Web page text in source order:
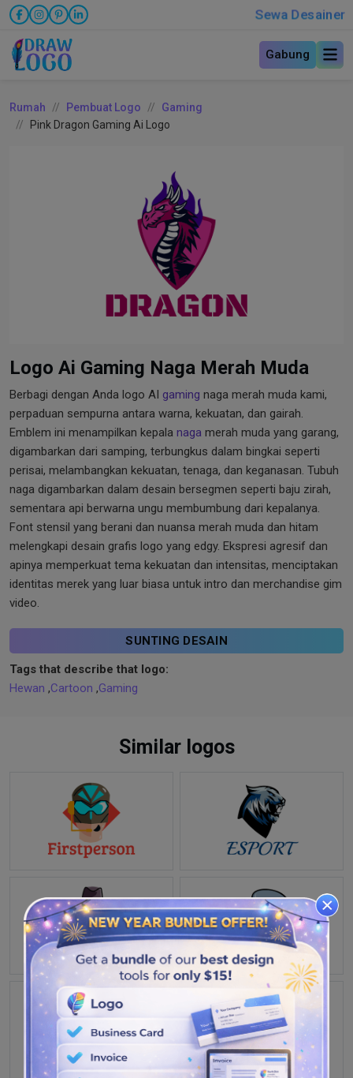
Sewa Desainer
Gabung
Rumah Pembuat Logo
Gaming
Pink Dragon Gaming Ai Logo
Logo Ai Gaming Naga Merah Muda
Berbagi dengan Anda logo AI gaming naga merah muda kami,
perpaduan sempurna antara warna, kekuatan, dan gairah.
Emblem ini menampilkan kepala naga merah muda yang garang,
digambarkan dari samping, terbungkus dalam bingkai seperti
perisai, melambangkan kekuatan, tenaga, dan keganasan. Tubuh
naga digambarkan dalam desain bersegmen seperti baju zirah,
sementara api berwarna ungu membumbung dari kepalanya.
Font stensil yang berani dan nuansa merah muda dan hitam
melengkapi desain grafis logo yang edgy. Ekspresi agresif dan
apinya memperkuat tema kekuatan dan intensitas, menciptakan
identitas merek yang luar biasa untuk intro dan merchandise gim
video.
SUNTING DESAIN
Tags that describe that logo:
Hewan ,Cartoon ,Gaming
Similar logos